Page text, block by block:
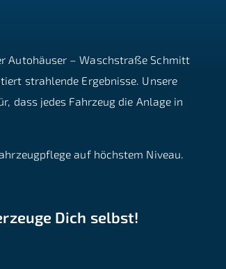
Autohäuser – Waschstraße Schmitt
strahlende Ergebnisse. Unsere
dass jedes Fahrzeug die Anlage in
auf höchstem Niveau.
Dich selbst!